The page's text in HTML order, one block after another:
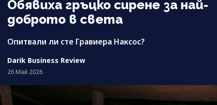
Обявиха гръцко сирене за най-
доброто в света
Опитвали ли сте Гравиера Наксос?
Darik Business Review
26 Май 2026